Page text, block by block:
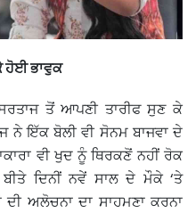
ਹੋਈ ਭਾਵੁਕ
ਤੋਂ ਆਪਣੀ ਤਾਰੀਫ ਸੁਣ ਕੇ
ਨੇ ਇੱਕ ਬੋਲੀ ਵੀ ਸੋਨਮ ਬਾਜਵਾ ਦੇ
ਵੀ ਖੁਦ ਨੂੰ ਥਿਰਕਣੋਂ ਨਹੀਂ ਰੋਕ
ਦਿਨੀਂ ਨਵੇਂ ਸਾਲ ਦੇ ਮੌਕੇ ‘ਤੇ
ਅਲੋਚਨਾ ਦਾ ਸਾਹਮਣਾ ਕਰਨਾ